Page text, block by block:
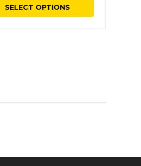
SELECT OPTIONS